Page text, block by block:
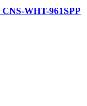
WHT-961SPP